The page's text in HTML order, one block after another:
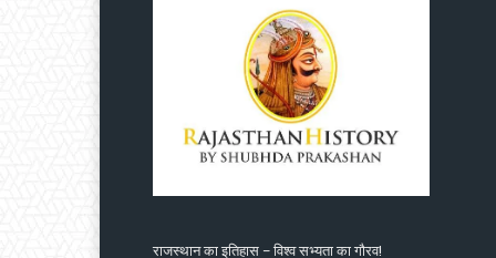
राजस्थान का इतिहास – विश्व सभ्यता का गौरव!